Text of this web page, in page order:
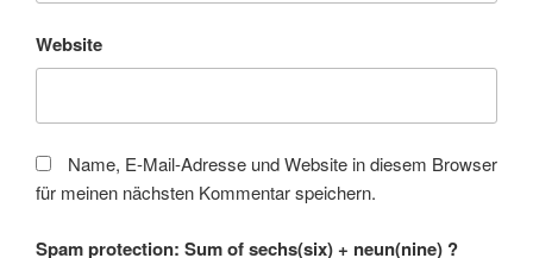
Website
Name, E-Mail-Adresse und Website in diesem Browser
für meinen nächsten Kommentar speichern.
Spam protection: Sum of sechs(six) + neun(nine) ?